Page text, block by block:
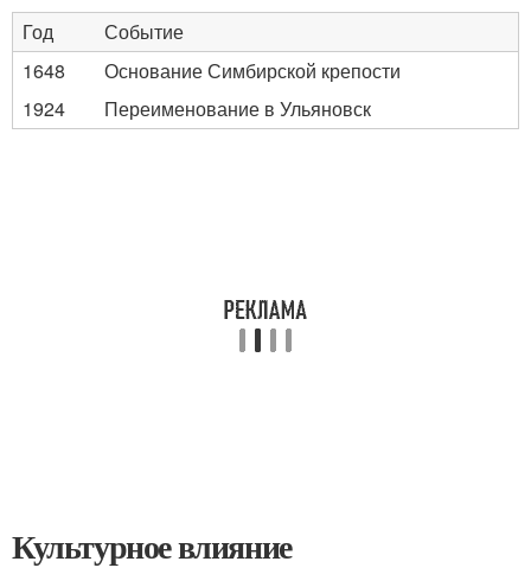
Год
Событие
1648
Основание Симбирской крепости
1924
Переименование в Ульяновск
Культурное влияние